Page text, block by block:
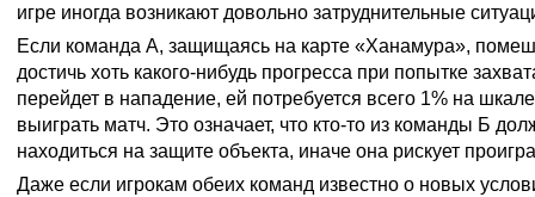
игре иногда возникают довольно затруднительные
Если команда А, защищаясь на карте «Ханамура»,
достичь хоть какого-нибудь прогресса при попытке
перейдет в нападение, ей потребуется всего 1% на
выиграть матч. Это означает, что кто-то из команды Б
находиться на защите объекта, иначе она рискует
Даже если игрокам обеих команд известно о новых